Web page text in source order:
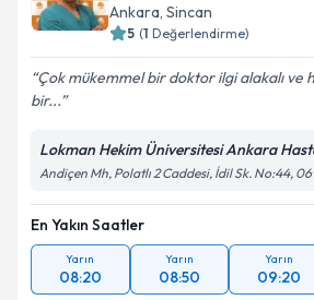
Ankara, Sincan
5 (1 Değerlendirme)
Çok mükemmel bir doktor ilgi alakalı ve
bir...
Lokman Hekim Üniversitesi Ankara
Andiçen Mh, Polatlı 2 Caddesi, İdil Sk. No:44,
En Yakın Saatler
Yarın
08:20
Yarın
08:50
Yarın
09:20